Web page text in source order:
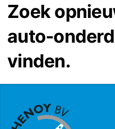
Zoek
auto-
vinden.